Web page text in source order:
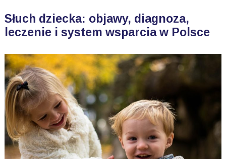
Słuch dziecka: objawy, diagnoza,
leczenie i system wsparcia w Polsce